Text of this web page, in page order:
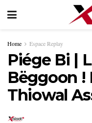
Home Espace Replay
Piége Bi |
Bëggoon !
Thiowal